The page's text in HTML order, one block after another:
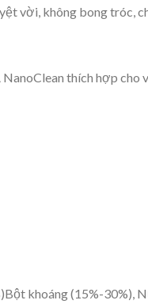
vời, không bong tróc,
thích hợp
Bột khoáng (15%-30%),